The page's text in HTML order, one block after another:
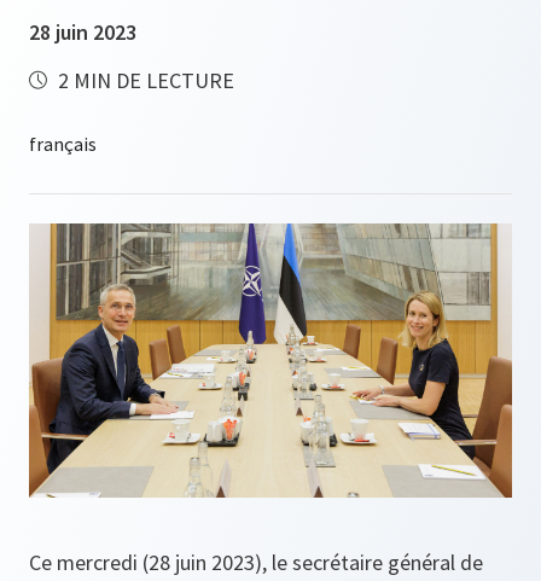
28 juin 2023
2 MIN DE LECTURE
Ce mercredi (28 juin 2023), le secrétaire général de